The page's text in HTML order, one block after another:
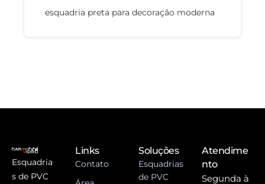
esquadria preta para decoração moderna
Esquadria
s de PVC
Links
Contato
Soluções
Esquadrias
de PVC
Atendime
nto
Segunda à